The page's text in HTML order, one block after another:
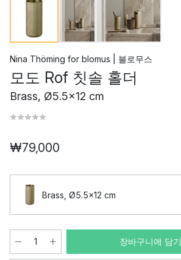
Nina Thöming for blomus | 블로무스
모도 Rof 칫솔 홀더
Brass, Ø5.5x12 cm
₩79,000
Brass, Ø5.5x12 cm
장바구니에 담기